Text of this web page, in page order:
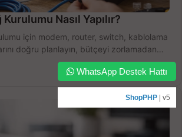
Nasıl Yapılır?
için modem, router, switch, kablolama
doğru planlayın, bütçeyi zorlamadan
WhatsApp Destek Hattı
ShopPHP | v5